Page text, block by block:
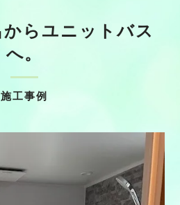
施工事例
らユニットバス
へ。